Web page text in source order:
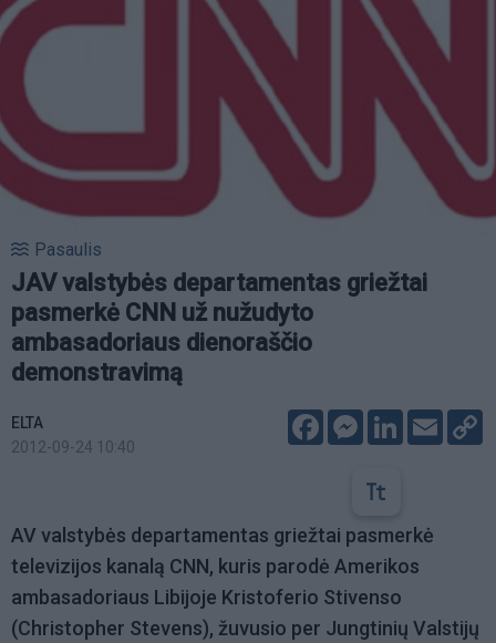
Pasaulis
JAV valstybės departamentas griežtai
pasmerkė CNN už nužudyto
ambasadoriaus dienoraščio
demonstravimą
ELTA
2012-09-24 10:40
FacebookMessenger
LinkedIn
Email
AV valstybės departamentas griežtai pasmerkė
televizijos kanalą CNN, kuris parodė Amerikos
ambasadoriaus Libijoje Kristoferio Stivenso
(Christopher Stevens), žuvusio per Jungtinių Valstijų